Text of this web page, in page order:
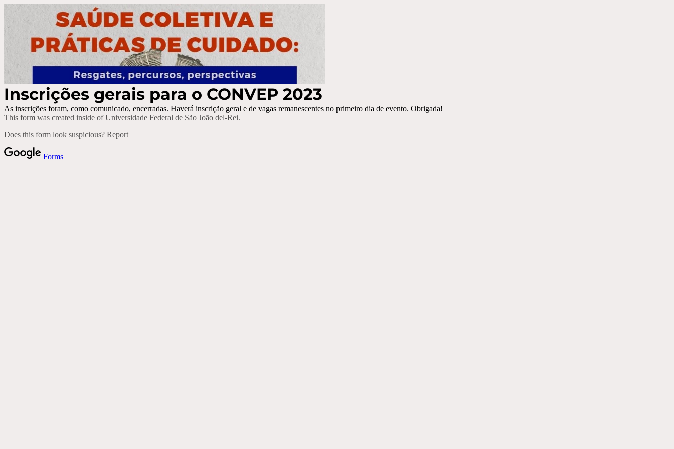
Inscrições gerais para o CONVEP 2023
As inscrições foram, como comunicado, encerradas. Haverá inscrição geral e de vagas remanescentes no primeiro dia de evento. Obrigada!
This form was created inside of Universidade Federal de São João del-Rei.
Does this form look suspicious? Report
Forms